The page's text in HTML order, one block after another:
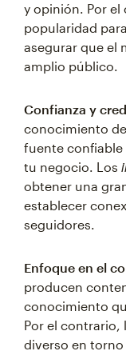
y opinión. Por el
popularidad
asegurar que el
amplio público.
Confianza y
conocimiento
fuente
tu negocio. Los
obtener una
establecer
seguidores.
Enfoque en el
producen
conocimiento
Por el contrario,
diverso en torno